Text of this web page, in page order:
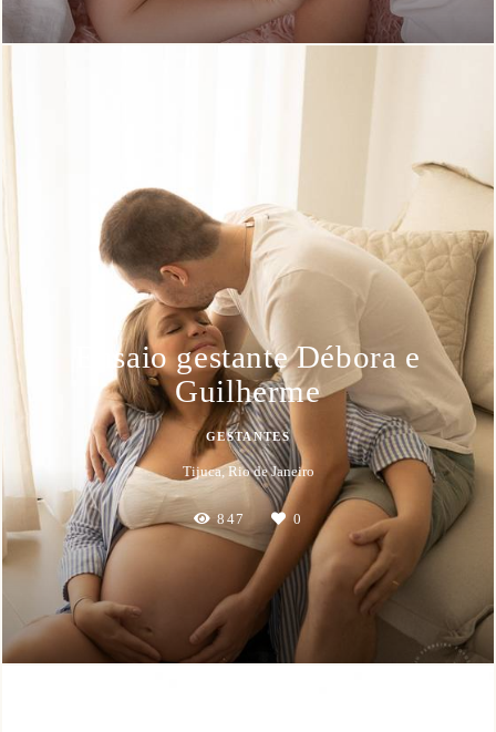
Ensaio gestante Débora e
Guilherme
GESTANTES
Tijuca, Rio de Janeiro
847 0